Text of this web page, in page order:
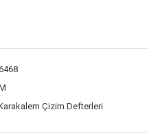
Çizim Defterleri